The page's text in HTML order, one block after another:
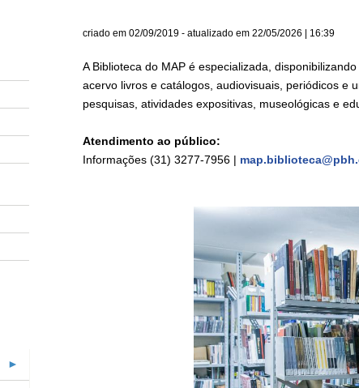
criado em 02/09/2019- atualizado em 22/05/2026 | 16:39
A Biblioteca do MAP é especializada,
acervo livros e catálogos, audiovisuais, periódicos e
pesquisas, atividades expositivas, museológicas e
Atendimento ao público:
Informações (31) 3277-7956 |